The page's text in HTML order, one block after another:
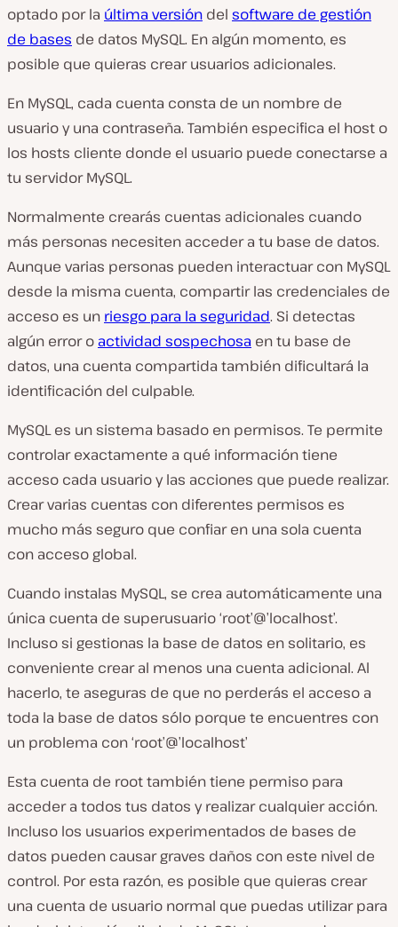
optado por la última versión del software de gestión
de bases de datos MySQL. En algún momento, es
posible que quieras crear usuarios adicionales.
En MySQL, cada cuenta consta de un nombre de
usuario y una contraseña. También especifica el host o
los hosts cliente donde el usuario puede conectarse a
tu servidor MySQL.
Normalmente crearás cuentas adicionales cuando
más personas necesiten acceder a tu base de datos.
Aunque varias personas pueden interactuar con MySQL
desde la misma cuenta, compartir las credenciales de
acceso es un riesgo para la seguridad. Si detectas
algún error o actividad sospechosa en tu base de
datos, una cuenta compartida también dificultará la
identificación del culpable.
MySQL es un sistema basado en permisos. Te permite
controlar exactamente a qué información tiene
acceso cada usuario y las acciones que puede realizar.
Crear varias cuentas con diferentes permisos es
mucho más seguro que confiar en una sola cuenta
con acceso global.
Cuando instalas MySQL, se crea automáticamente una
única cuenta de superusuario ‘root’@’localhost’.
Incluso si gestionas la base de datos en solitario, es
conveniente crear al menos una cuenta adicional. Al
hacerlo, te aseguras de que no perderás el acceso a
toda la base de datos sólo porque te encuentres con
un problema con ‘root’@’localhost’
Esta cuenta de root también tiene permiso para
acceder a todos tus datos y realizar cualquier acción.
Incluso los usuarios experimentados de bases de
datos pueden causar graves daños con este nivel de
control. Por esta razón, es posible que quieras crear
una cuenta de usuario normal que puedas utilizar para